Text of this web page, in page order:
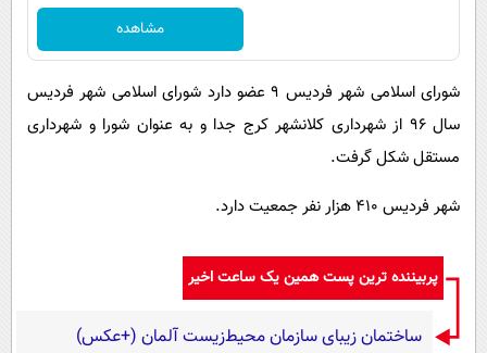
مشاهده
شورای اسلامی شهر فردیس 9 عضو دارد شورای اسلامی شهر فردیس
سال 96 از شهرداری کلانشهر کرج جدا و به عنوان شورا و شهرداری
مستقل شکل گرفت.
شهر فردیس 410 هزار نفر جمعیت دارد.
پربیننده ترین پست همین یک ساعت اخیر
ساختمان زیبای سازمان محیط‌زیست آلمان (+عکس)